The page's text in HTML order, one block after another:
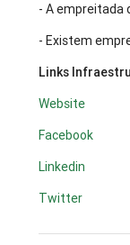
- A empreitada
- Existem
Links
Website
Facebook
Linkedin
Twitter